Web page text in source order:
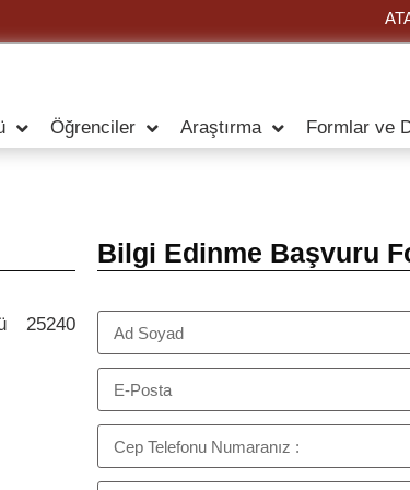
Öğrenciler Araştırma Formlar ve
25240
Bilgi Edinme Başvuru